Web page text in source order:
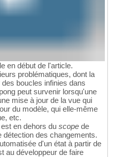
en début de l'article.
problématiques, dont la
boucles infinies dans
peut survenir lorsqu'une
mise à jour de la vue qui
du modèle, qui elle-même
etc.
en dehors du scope de
détection des changements.
d'un état à partir de
au développeur de faire